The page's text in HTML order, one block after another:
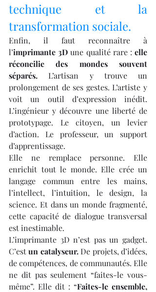
technique et la
transformation sociale.
Enfin, il faut reconnaître à
l’imprimante 3D une qualité rare : elle
réconcilie des mondes souvent
séparés. L’artisan y trouve un
prolongement de ses gestes. L’artiste y
voit un outil d’expression inédit.
L’ingénieur y découvre une liberté de
prototypage. Le citoyen, un levier
d’action. Le professeur, un support
d’apprentissage.
Elle ne remplace personne. Elle
enrichit tout le monde. Elle crée un
langage commun entre les mains,
l’intellect, l’intuition, le design, la
science. Et dans un monde fragmenté,
cette capacité de dialogue transversal
est inestimable.
L’imprimante 3D n’est pas un gadget.
C’est un catalyseur. De projets, d’idées,
de compétences, de communautés. Elle
ne dit pas seulement “faites-le vous-
même”. Elle dit : “Faites-le ensemble,